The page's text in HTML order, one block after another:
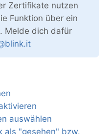
Zertifikate nutzen
Funktion über ein
Melde dich dafür
auswählen
als "gesehen" bzw.